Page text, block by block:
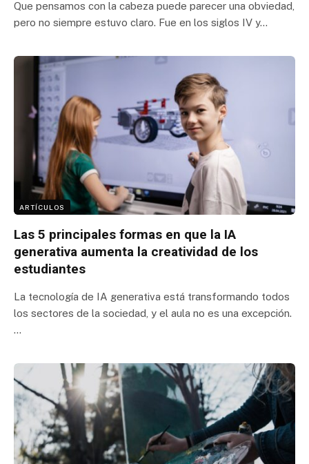
Que pensamos con la cabeza puede parecer una obviedad,
pero no siempre estuvo claro. Fue en los siglos IV y…
ARTÍCULOS
Las 5 principales formas en que la IA
generativa aumenta la creatividad de los
estudiantes
La tecnología de IA generativa está transformando todos
los sectores de la sociedad, y el aula no es una excepción.
…